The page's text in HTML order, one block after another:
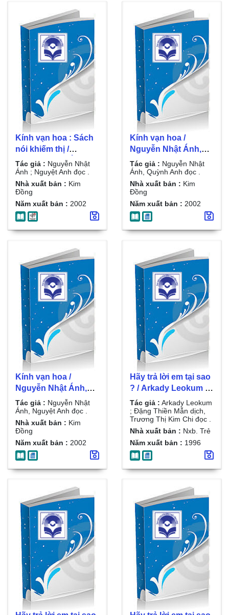
Kính vạn hoa : Sách
nói khiếm thị /
Nguyễn Nhật Ánh ;
Nguyệt Anh đọc . D.2
, Những con gấu
bông
Tác giả : Nguyễn Nhật
Ánh ; Nguyệt Anh đọc .
Nhà xuất bản : Kim
Đồng
Năm xuất bản : 2002
Kính vạn hoa /
Nguyễn Nhật Ánh,
Quỳnh Anh đọc . Đ. 5
, Xin lỗi mày, tai to
Tác giả : Nguyễn Nhật
Ánh, Quỳnh Anh đọc .
Nhà xuất bản : Kim
Đồng
Năm xuất bản : 2002
Kính vạn hoa /
Nguyễn Nhật Ánh,
Nguyệt Anh đọc . Đ.
2 , Những con gấu
bông
Tác giả : Nguyễn Nhật
Ánh, Nguyệt Anh đọc .
Nhà xuất bản : Kim
Đồng
Năm xuất bản : 2002
Hãy trả lời em tại sao
? / Arkady Leokum ;
Đặng Thiền Mẫn
dịch, Trương Thị Kim
Chi đọc . Đ. 1
Tác giả : Arkady Leokum
; Đặng Thiền Mẫn dịch,
Trương Thị Kim Chi đọc .
Nhà xuất bản : Nxb. Trẻ
Năm xuất bản : 1996